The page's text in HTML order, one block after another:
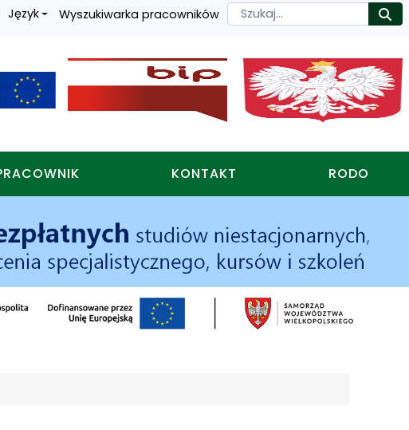
Język Wyszukiwarka pracowników Szukaj
KONTAKT RODO